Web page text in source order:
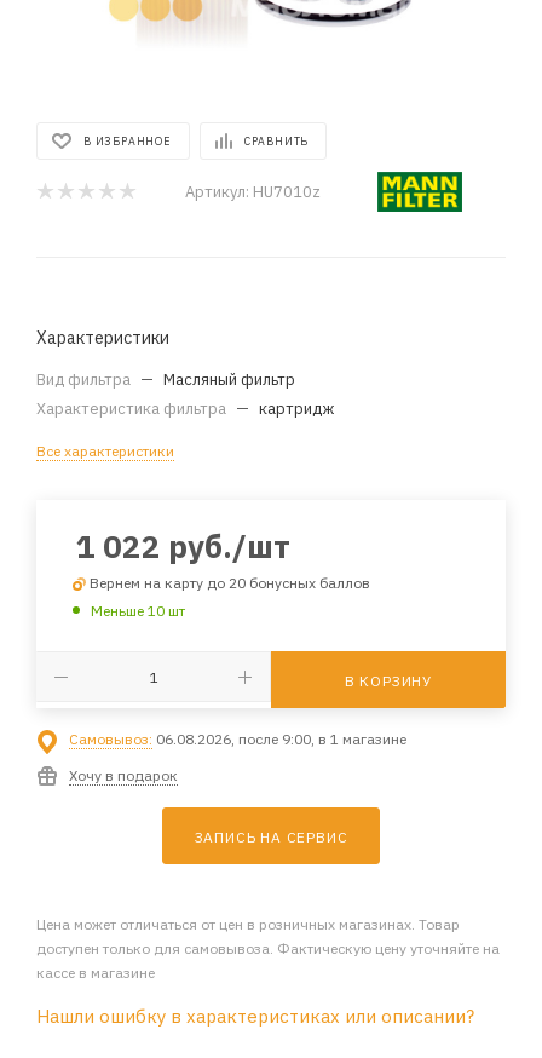
В ИЗБРАННОЕ СРАВНИТЬ
Артикул: HU7010z
Характеристики
Вид фильтра — Масляный фильтр
Характеристика фильтра — картридж
Все характеристики
1 022 руб./шт
Вернем на карту до 20 бонусных баллов
Меньше 10 шт
В КОРЗИНУ
Самовывоз: 06.08.2026, после 9:00, в 1 магазине
Хочу в подарок
ЗАПИСЬ НА СЕРВИС
Цена может отличаться от цен в розничных магазинах. Товар
доступен только для самовывоза. Фактическую цену уточняйте на
кассе в магазине
Нашли ошибку в характеристиках или описании?